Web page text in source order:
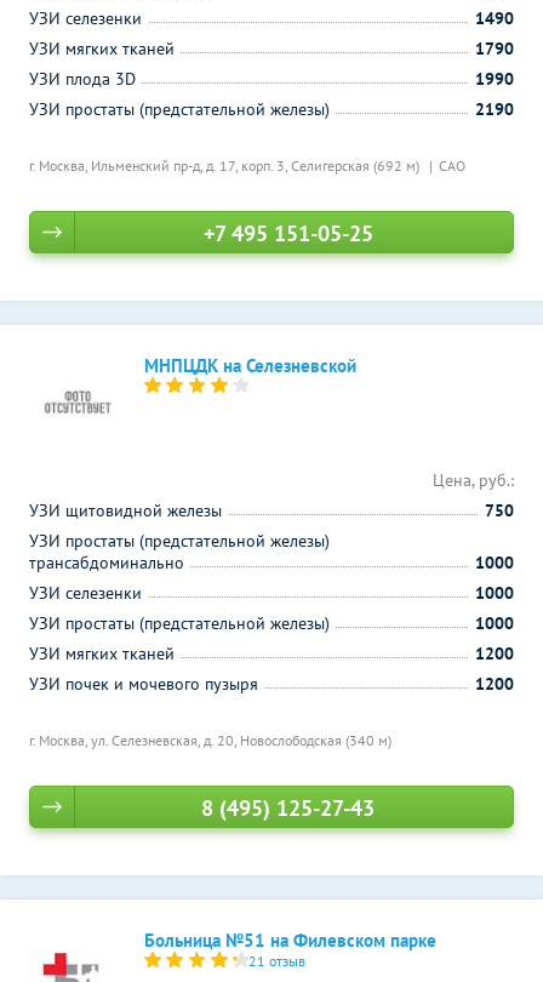
г. Москва, Ильменский пр-д, д. 17, корп. 3, Селигерская (692 м) САО
УЗИ селезенки
1490
УЗИ мягких тканей
1790
УЗИ плода 3D
1990
УЗИ простаты (предстательной железы)
2190
+7 495 151-05-25
МНПЦДК на Селезневской
г. Москва, ул. Селезневская, д. 20, Новослободская (340 м)
Цена, руб.:
УЗИ щитовидной железы
750
УЗИ простаты (предстательной железы)
трансабдоминально
1000
УЗИ селезенки
1000
УЗИ простаты (предстательной железы)
1000
УЗИ мягких тканей
1200
УЗИ почек и мочевого пузыря
1200
8 (495) 125-27-43
Больница №51 на Филевском парке
21 отзыв